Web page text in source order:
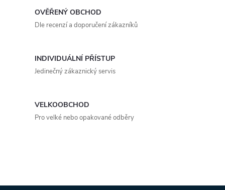
OVĚŘENÝ OBCHOD
Dle recenzí a doporučení zákazníků
INDIVIDUÁLNÍ PŘÍSTUP
Jedinečný zákaznický servis
VELKOOBCHOD
Pro velké nebo opakované odběry